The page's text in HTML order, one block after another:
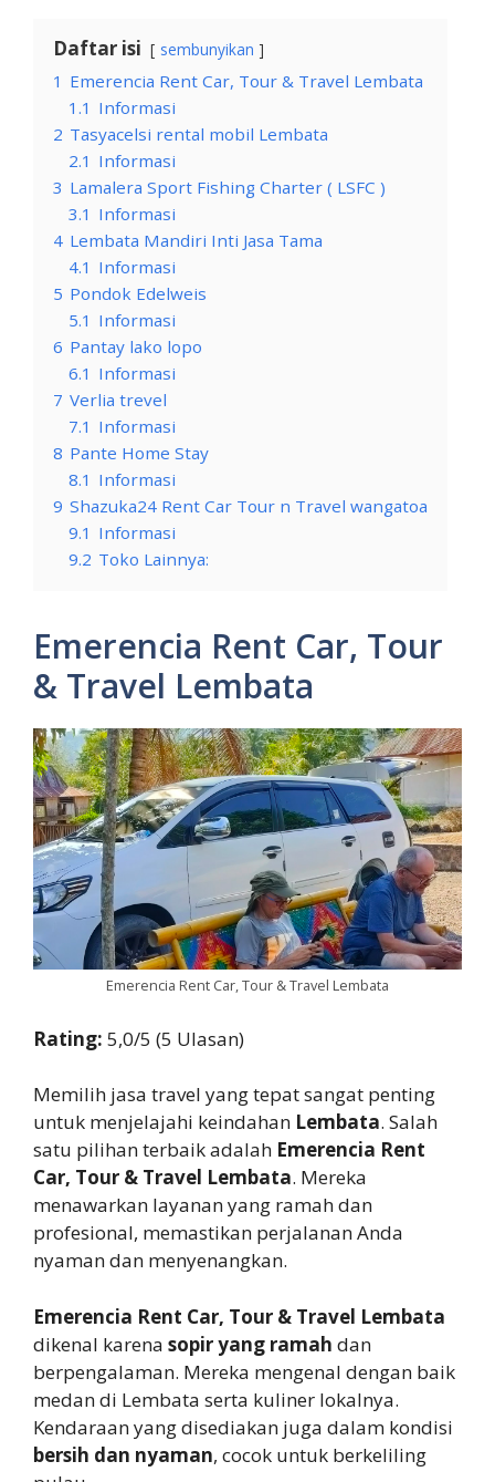
Daftar isi sembunyikan
1 Emerencia Rent Car, Tour & Travel Lembata
1.1 Informasi
2 Tasyacelsi rental mobil Lembata
2.1 Informasi
3 Lamalera Sport Fishing Charter ( LSFC )
3.1 Informasi
4 Lembata Mandiri Inti Jasa Tama
4.1 Informasi
5 Pondok Edelweis
5.1 Informasi
6 Pantay lako lopo
6.1 Informasi
7 Verlia trevel
7.1 Informasi
8 Pante Home Stay
8.1 Informasi
9 Shazuka24 Rent Car Tour n Travel wangatoa
9.1 Informasi
9.2 Toko Lainnya:
Emerencia Rent Car, Tour
& Travel Lembata
Emerencia Rent Car, Tour & Travel Lembata
Rating: 5,0/5 (5 Ulasan)
Memilih jasa travel yang tepat sangat penting
untuk menjelajahi keindahan Lembata. Salah
satu pilihan terbaik adalah Emerencia Rent
Car, Tour & Travel Lembata. Mereka
menawarkan layanan yang ramah dan
profesional, memastikan perjalanan Anda
nyaman dan menyenangkan.
Emerencia Rent Car, Tour & Travel Lembata
dikenal karena sopir yang ramah dan
berpengalaman. Mereka mengenal dengan baik
medan di Lembata serta kuliner lokalnya.
Kendaraan yang disediakan juga dalam kondisi
bersih dan nyaman, cocok untuk berkeliling